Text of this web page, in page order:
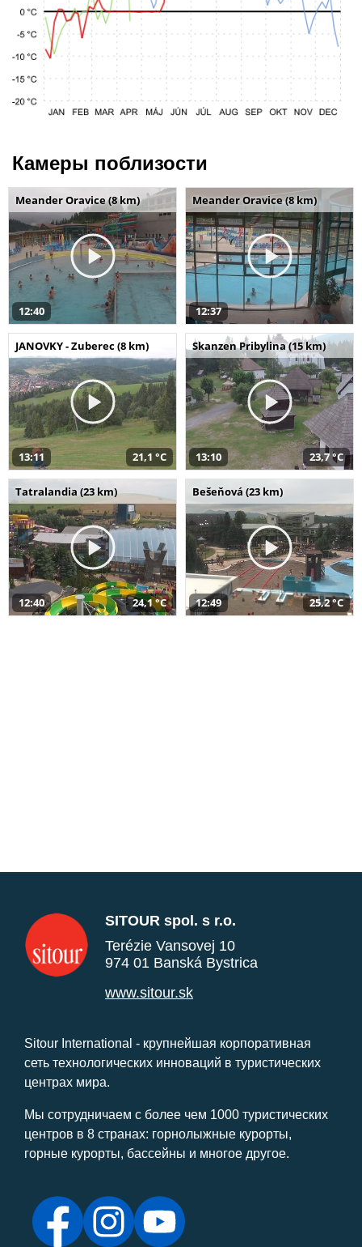
Камеры поблизости
Meander Oravice (8 km)
12:40
Meander Oravice (8 km)
12:37
JANOVKY - Zuberec (8 km)
13:11 21,1 °C
Skanzen Pribylina (15 km)
13:10 23,7 °C
Tatralandia (23 km)
12:40 24,1 °C
Bešeňová (23 km)
12:49 25,2 °C
SITOUR spol. s r.o.
Terézie Vansovej 10
974 01 Banská Bystrica
www.sitour.sk
Sitour International - крупнейшая корпоративная
сеть технологических инноваций в туристических
центрах мира.
Мы сотрудничаем с более чем 1000 туристических
центров в 8 странах: горнолыжные курорты,
горные курорты, бассейны и многое другое.